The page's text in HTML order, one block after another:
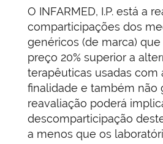
O INFARMED, I.P. está a
comparticipações dos
genéricos (de marca)
preço 20% superior a
terapêuticas usadas com
finalidade e também não
reavaliação poderá
descomparticipação
a menos que os